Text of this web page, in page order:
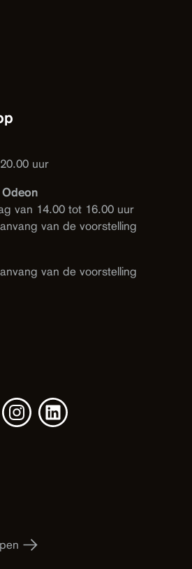
uur
van 14.00 tot 16.00 uur
van de voorstelling
van de voorstelling